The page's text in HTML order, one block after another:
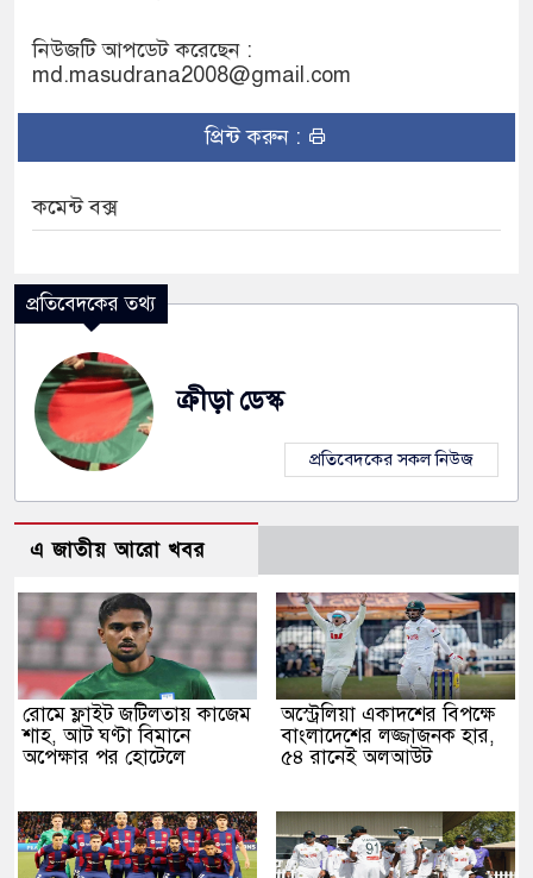
নিউজটি আপডেট করেছেন :
md.masudrana2008@gmail.com
প্রিন্ট করুন :
কমেন্ট বক্স
প্রতিবেদকের তথ্য
ক্রীড়া ডেস্ক
প্রতিবেদকের সকল নিউজ
এ জাতীয় আরো খবর
রোমে ফ্লাইট জটিলতায় কাজেম
শাহ, আট ঘণ্টা বিমানে
অপেক্ষার পর হোটেলে
অস্ট্রেলিয়া একাদশের বিপক্ষে
বাংলাদেশের লজ্জাজনক হার,
৫৪ রানেই অলআউট